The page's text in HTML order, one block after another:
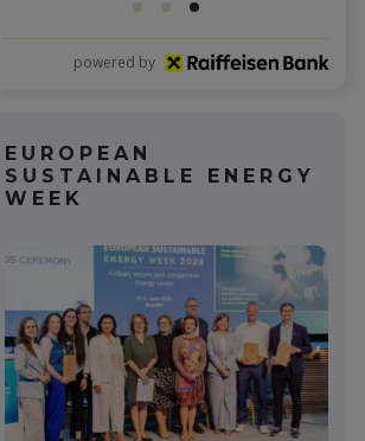
powered by
EUROPEAN
SUSTAINABLE ENERGY
WEEK